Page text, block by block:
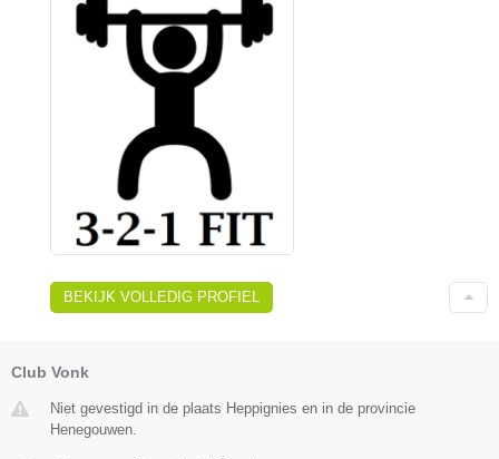
BEKIJK VOLLEDIG PROFIEL
Club Vonk
Niet gevestigd in de plaats Heppignies en in de provincie
Henegouwen.